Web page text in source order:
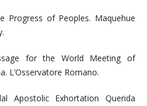
of Peoples. Maquehue
for the World Meeting of
L’Osservatore Romano.
Apostolic Exhortation Querida